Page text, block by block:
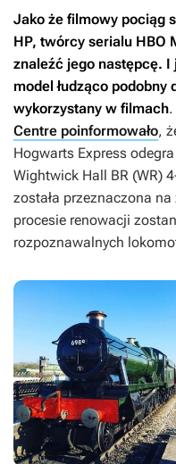
Jako że filmowy pociąg
HP, twórcy serialu HBO
znaleźć jego następcę.
model łudząco podobny
wykorzystany w filmach.
Centre poinformowało,
Hogwarts Express
Wightwick Hall BR (WR)
została przeznaczona
procesie renowacji
rozpoznawalnych